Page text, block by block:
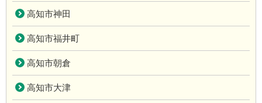
高知市神田
高知市福井町
高知市朝倉
高知市大津